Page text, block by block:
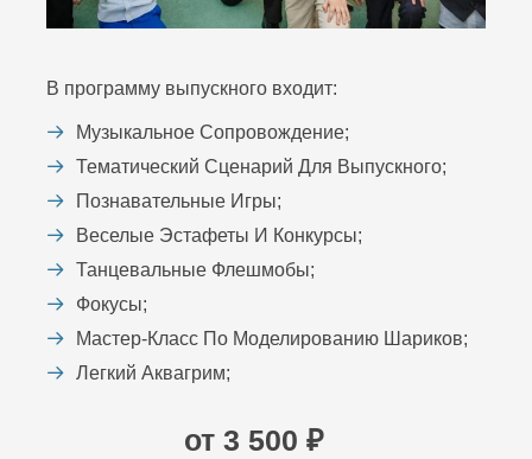
В программу выпускного входит:
Музыкальное Сопровождение;
Тематический Сценарий Для Выпускного;
Познавательные Игры;
Веселые Эстафеты И Конкурсы;
Танцевальные Флешмобы;
Фокусы;
Мастер-Класс По Моделированию Шариков;
Легкий Аквагрим;
от 3 500 ₽